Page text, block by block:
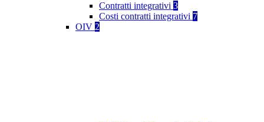
Contratti integrativi 3
Costi contratti integrativi 7
OIV 2